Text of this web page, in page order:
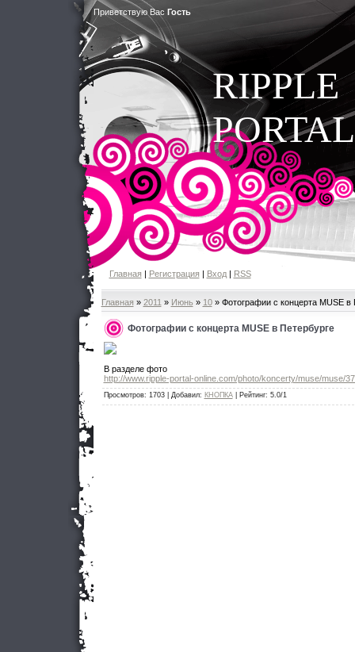
Приветствую Вас Гость
RIPPLE
PORTAL
Главная| Регистрация| Вход| RSS
Главная » 2011 » Июнь » 10» Фотографии с концерта MUSE в
Фотографии с концерта MUSE в Петербурге
В разделе фото
http://www.ripple-portal-online.com/photo/koncerty/muse/muse/
Просмотров: 1703 | Добавил: КНОПКА| Рейтинг: 5.0/1